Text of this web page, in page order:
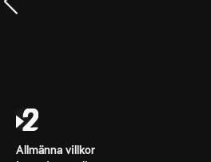
Allmänna villkor